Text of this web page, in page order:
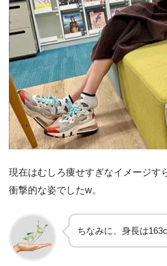
現在はむしろ痩せすぎなイメージす
衝撃的な姿でしたw。
ちなみに、身長は